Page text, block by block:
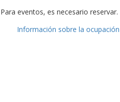
Para eventos, es necesario reservar.
Información sobre la ocupación